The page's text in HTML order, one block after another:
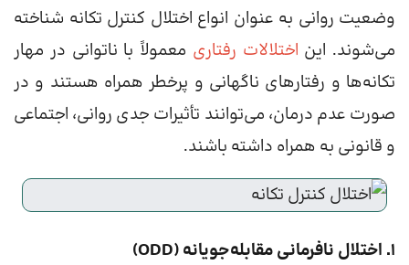
وضعیت روانی به عنوان انواع اختلال کنترل تکانه شناخته
می‌شوند. این اختلالات رفتاری معمولاً با ناتوانی در مهار
تکانه‌ها و رفتارهای ناگهانی و پرخطر همراه هستند و در
صورت عدم درمان، می‌توانند تأثیرات جدی روانی، اجتماعی
و قانونی به همراه داشته باشند.
۱. اختلال نافرمانی مقابله‌جویانه (ODD)